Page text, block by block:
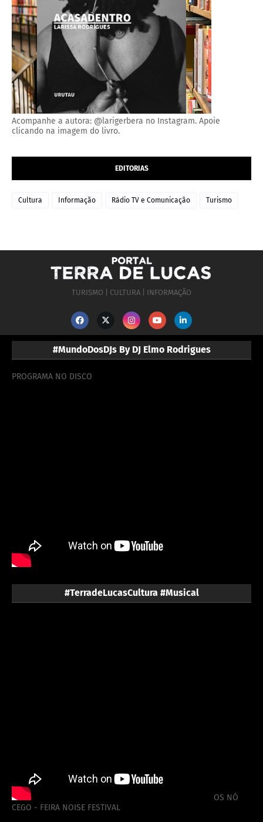
Acompanhe a autora: @larigerbera no Instagram. Apoie
clicando na imagem do livro.
EDITORIAS
Cultura Informação Rádio TV e Comunicação Turismo
TURISMO | CULTURA | INFORMAÇÃO
#MundoDosDJs By DJ Elmo Rodrigues
PROGRAMA NO DISCO
#TerradeLucasCultura #Musical
OS NÓ
CEGO - FEIRA NOISE FESTIVAL